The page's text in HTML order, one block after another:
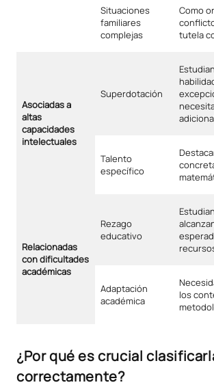
Situaciones
familiares
complejas
Como
tutela
Asociadas a
altas
capacidades
intelectuales
Superdotación
Talento
específico
Relacionadas
con dificultades
académicas
Rezago
educativo
Adaptación
académica
los
¿Por qué es crucial
correctamente?